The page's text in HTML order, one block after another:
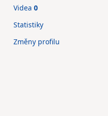
Videa 0
Statistiky
Změny profilu